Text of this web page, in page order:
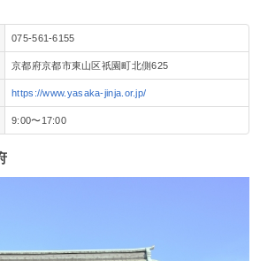
075-561-6155
京都府京都市東山区祇園町北側625
https://www.yasaka-jinja.or.jp/
9:00〜17:00